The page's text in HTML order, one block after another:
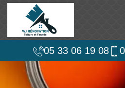
05 33 06 19 08